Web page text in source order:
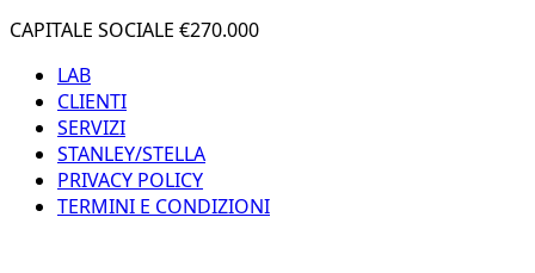
CAPITALE SOCIALE €270.000
LAB
CLIENTI
SERVIZI
STANLEY/STELLA
PRIVACY POLICY
TERMINI E CONDIZIONI